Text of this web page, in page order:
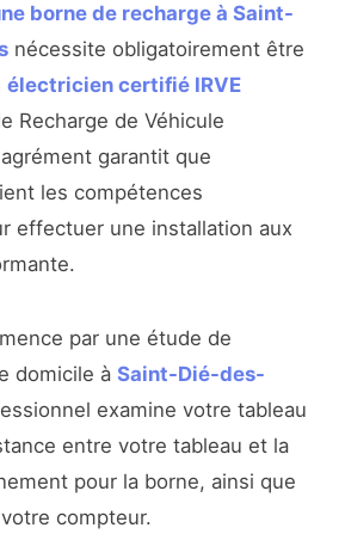
borne de recharge à Saint-
nécessite obligatoirement être
électricien certifié IRVE
Recharge de Véhicule
garantit que
les compétences
effectuer une installation aux
par une étude de
domicile à Saint-Dié-des-
examine votre tableau
entre votre tableau et la
pour la borne, ainsi que
compteur.